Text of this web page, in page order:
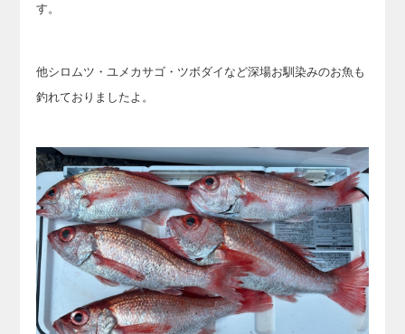
す。
他シロムツ・ユメカサゴ・ツボダイなど深場お馴染みのお魚も
釣れておりましたよ。